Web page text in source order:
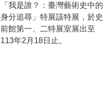
「我是誰？：臺灣藝術史中的
身分追尋」特展該特展，於史
前館第一、二特展室展出至
113年2月18日止。